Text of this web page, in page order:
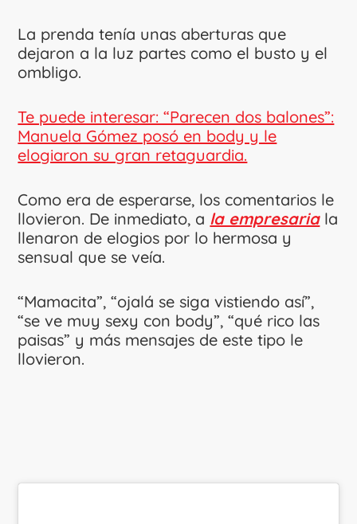
La prenda tenía unas aberturas que
dejaron a la luz partes como el busto y el
ombligo.
Te puede interesar: “Parecen dos balones”:
Manuela Gómez posó en body y le
elogiaron su gran retaguardia.
Como era de esperarse, los comentarios le
llovieron. De inmediato, a la empresariala
llenaron de elogios por lo hermosa y
sensual que se veía.
“Mamacita”, “ojalá se siga vistiendo así”,
“se ve muy sexy con body”, “qué rico las
paisas” y más mensajes de este tipo le
llovieron.